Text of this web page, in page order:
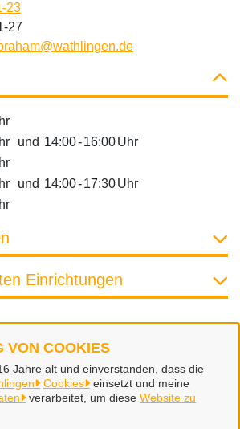
VON COOKIES
Jahre alt und einverstanden, dass die
Cookies
einsetzt und meine
verarbeitet, um diese Website zu
23
27
und 14:00-16:00Uhr
und 14:00-17:30Uhr
Einrichtungen
Wathlingen